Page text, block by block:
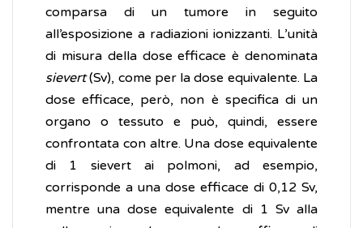
comparsa di un tumore in seguito
all’esposizione a radiazioni ionizzanti. L’unità
di misura della dose efficace è denominata
sievert(Sv), come per la dose equivalente. La
dose efficace, però, non è specifica di un
organo o tessuto e può, quindi, essere
confrontata con altre. Una dose equivalente
di 1 sievert ai polmoni, ad esempio,
corrisponde a una dose efficace di 0,12 Sv,
mentre una dose equivalente di 1 Sv alla